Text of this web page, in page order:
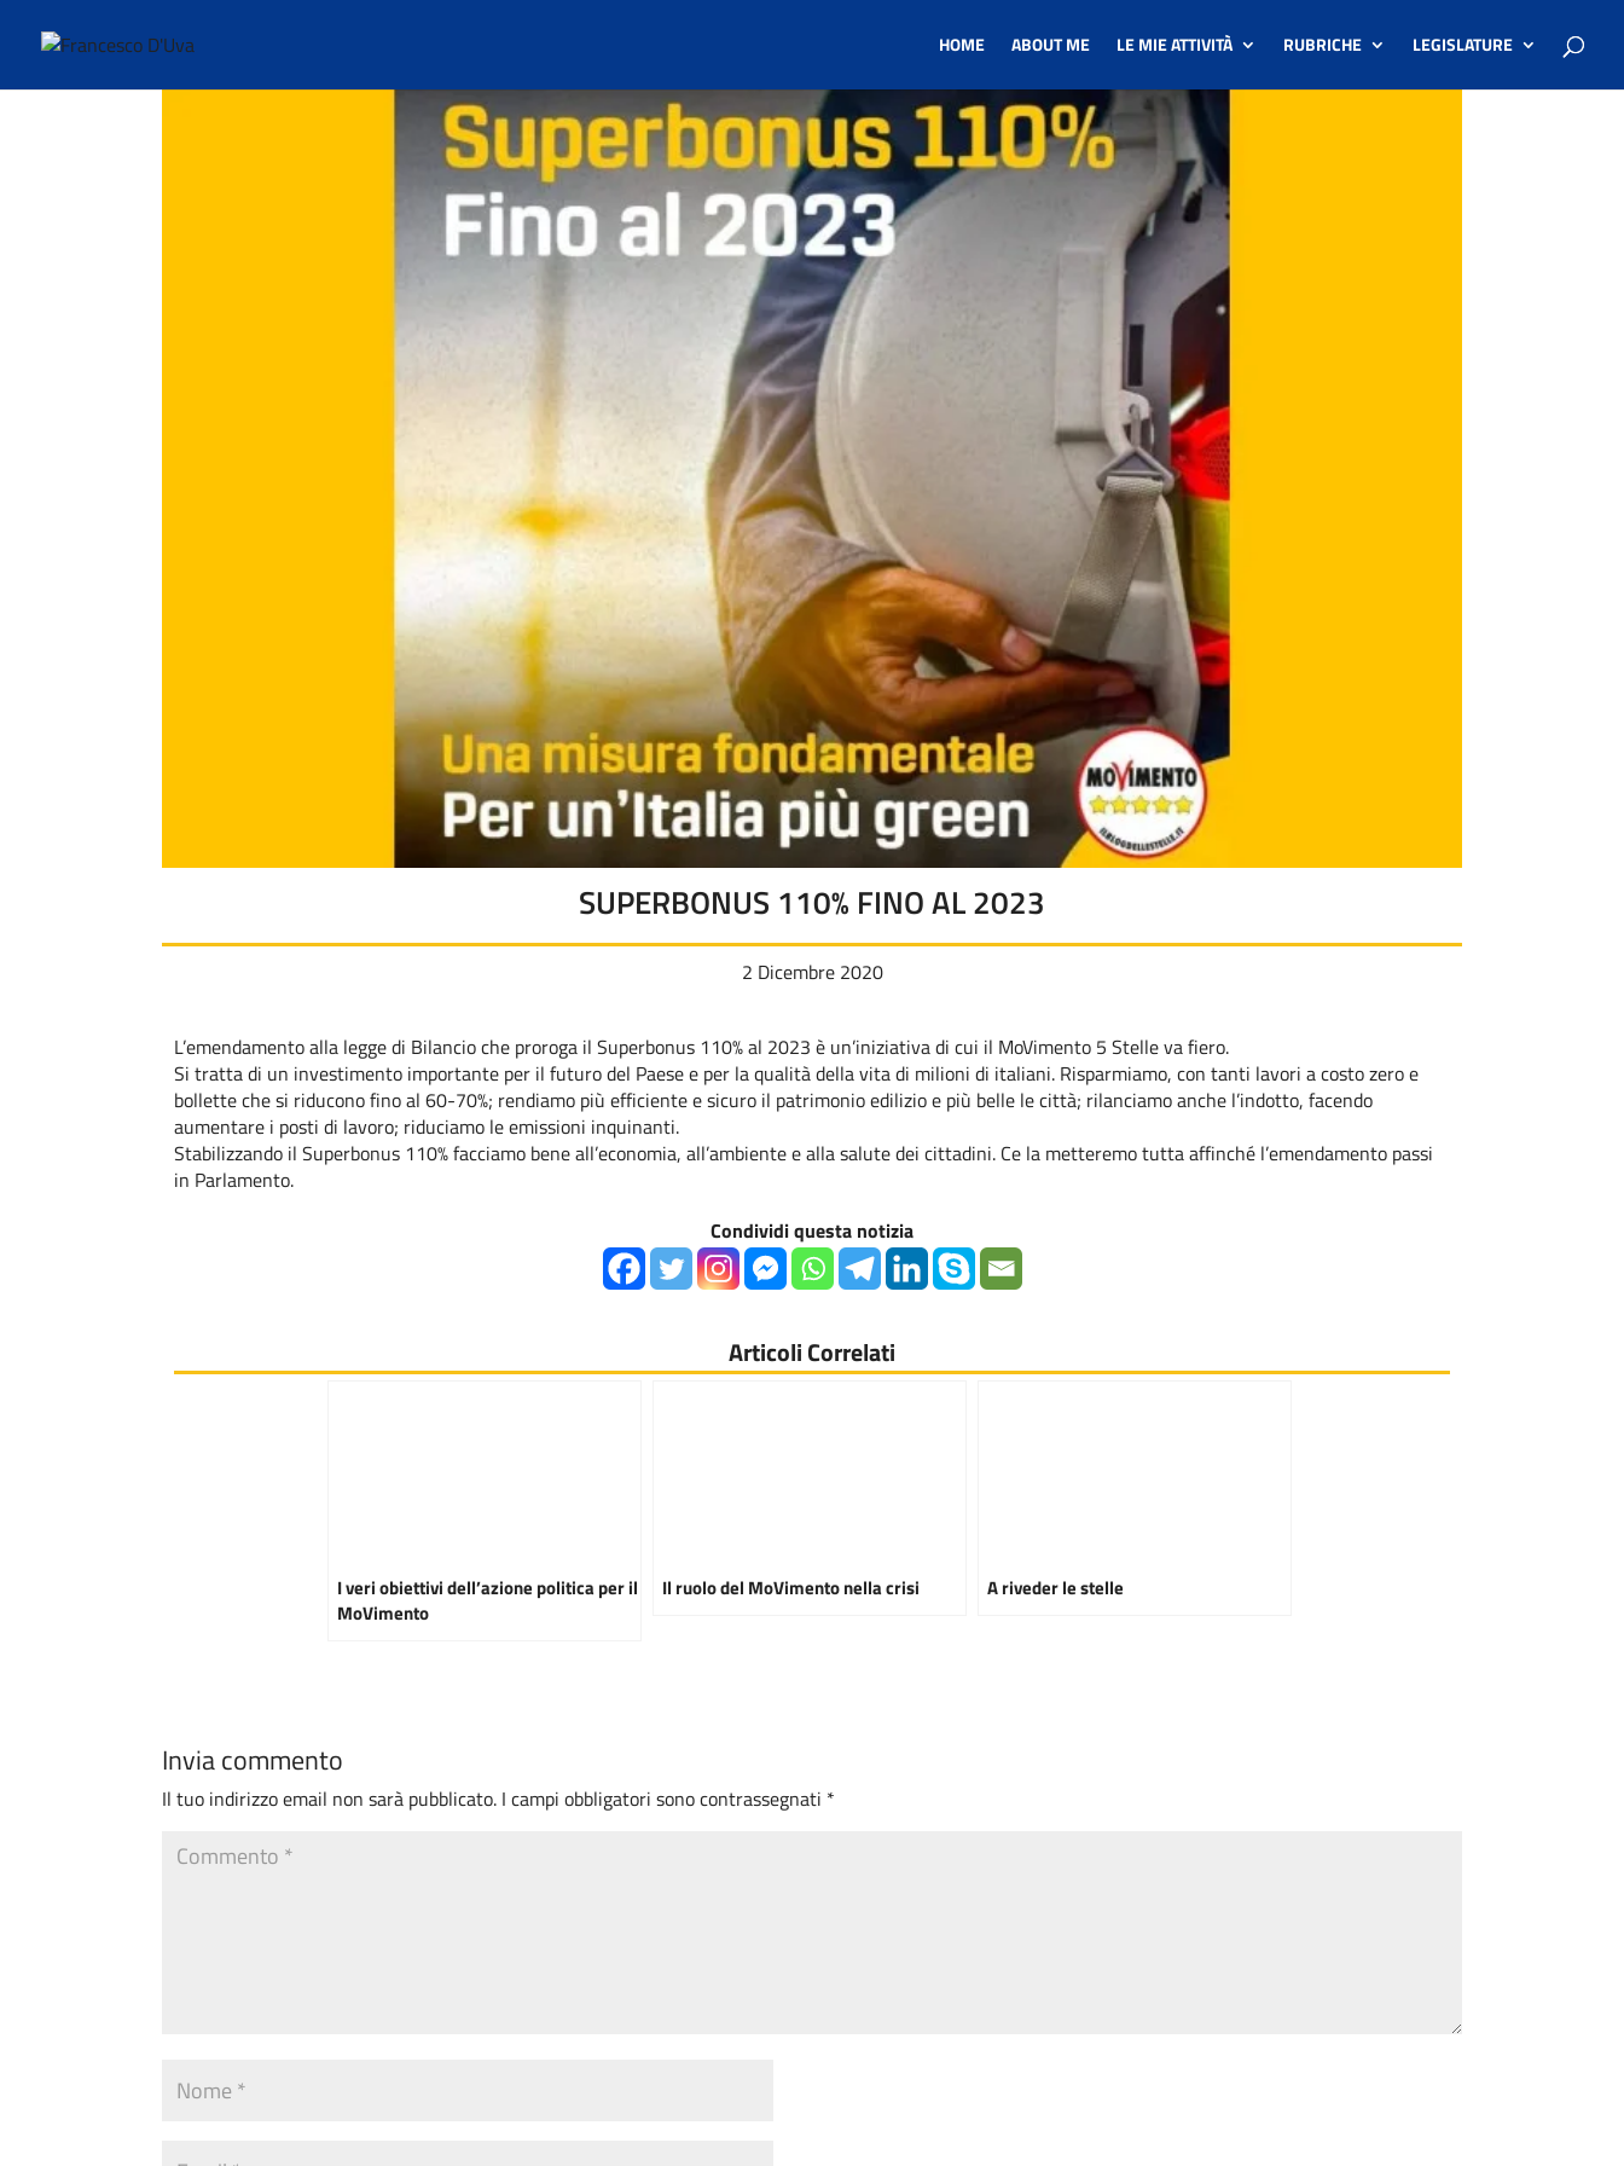
HOME ABOUT ME LE MIE ATTIVITÀ RUBRICHE LEGISLATURE
SUPERBONUS 110% FINO AL 2023
2 Dicembre 2020
L’emendamento alla legge di Bilancio che proroga il Superbonus 110% al 2023 è un’iniziativa di cui il MoVimento 5 Stelle va fiero.
Si tratta di un investimento importante per il futuro del Paese e per la qualità della vita di milioni di italiani. Risparmiamo, con tanti lavori a costo zero e
bollette che si riducono fino al 60-70%; rendiamo più efficiente e sicuro il patrimonio edilizio e più belle le città; rilanciamo anche l’indotto, facendo
aumentare i posti di lavoro; riduciamo le emissioni inquinanti.
Stabilizzando il Superbonus 110% facciamo bene all’economia, all’ambiente e alla salute dei cittadini. Ce la metteremo tutta affinché l’emendamento passi
in Parlamento.
Condividi questa notizia
Articoli Correlati
I veri obiettivi dell’azione politica per il
MoVimento
Il ruolo del MoVimento nella crisi A riveder le stelle
Invia commento
Il tuo indirizzo email non sarà pubblicato. I campi obbligatori sono contrassegnati *